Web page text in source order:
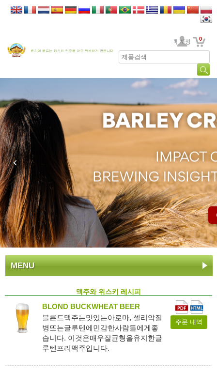
고객 계정 0
MENU
맥주와 위스키 레시피
BLOND BUCKWHEAT BEER
블론드맥주는맛있는아로마, 셀리악질
병또는글루텐에민감한사람들에게좋
습니다. 이것은매우잘균형을유지한글
루텐프리맥주입니다.
주문 내역